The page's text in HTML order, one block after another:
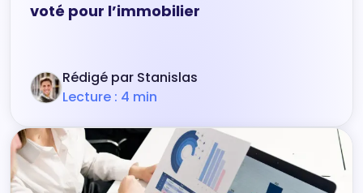
voté pour l’immobilier
Rédigé par Stanislas
Lecture : 4 min